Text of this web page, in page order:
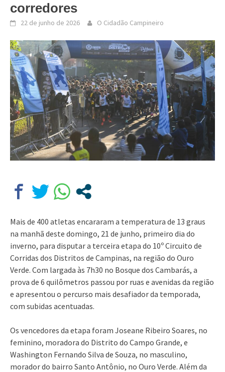
corredores
22 de junho de 2026 O Cidadão Campineiro
Mais de 400 atletas encararam a temperatura de 13 graus
na manhã deste domingo, 21 de junho, primeiro dia do
inverno, para disputar a terceira etapa do 10º Circuito de
Corridas dos Distritos de Campinas, na região do Ouro
Verde. Com largada às 7h30 no Bosque dos Cambarás, a
prova de 6 quilômetros passou por ruas e avenidas da região
e apresentou o percurso mais desafiador da temporada,
com subidas acentuadas.
Os vencedores da etapa foram Joseane Ribeiro Soares, no
feminino, moradora do Distrito do Campo Grande, e
Washington Fernando Silva de Souza, no masculino,
morador do bairro Santo Antônio, no Ouro Verde. Além da